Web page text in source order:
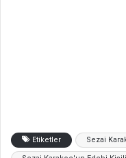
Etiketler Sezai